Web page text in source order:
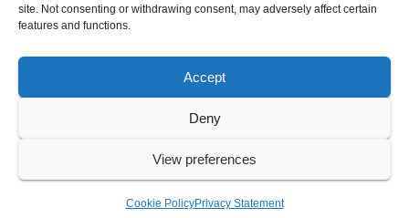
site. Not consenting or withdrawing consent, may adversely affect certain
features and functions.
Accept
Deny
View preferences
Cookie PolicyPrivacy Statement
Mangal Media News
हर खबर पर नजर